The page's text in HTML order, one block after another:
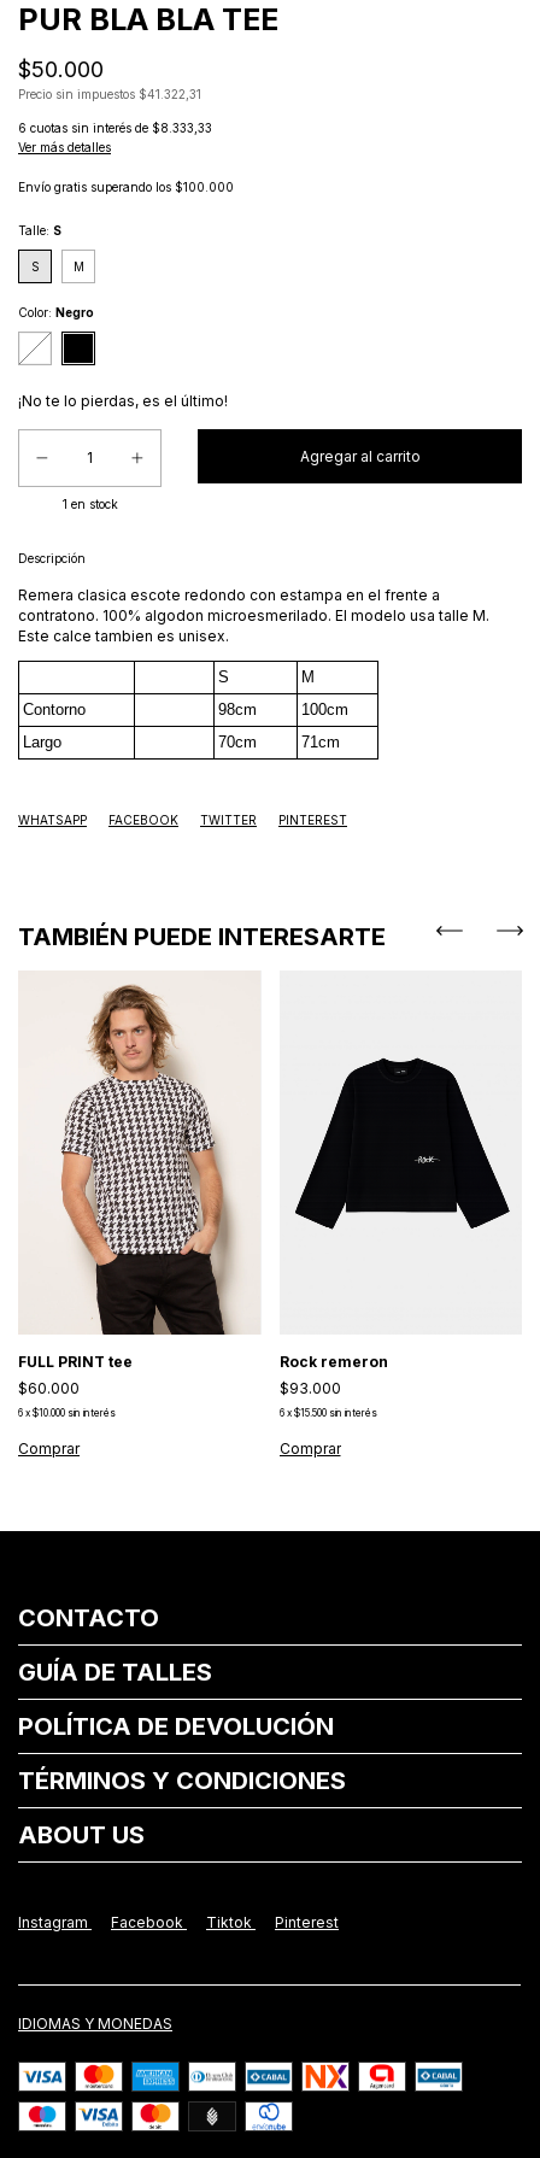
PUR BLA BLA TEE
$50.000
Precio sin impuestos $41.322,31
6 cuotas sin interés de $8.333,33
Ver más detalles
Envío gratis superando los $100.000
Talle: S
S M
Color: Negro
¡No te lo pierdas, es el último!
1 en stock
Descripción
Remera clasica escote redondo con estampa en el frente a
contratono. 100% algodon microesmerilado. El modelo usa talle M.
Este calce tambien es unisex.
S
M
Contorno
98cm
100cm
Largo
70cm 71cm
WHATSAPP FACEBOOK TWITTER PINTEREST
TAMBIÉN PUEDE INTERESARTE
FULL PRINT tee
$60.000
6 x $10.000 sin interés
Comprar
Rock remeron
$93.000
6 x $15.500 sin interés
CONTACTO
GUÍA DE TALLES
POLÍTICA DE DEVOLUCIÓN
TÉRMINOS Y CONDICIONES
ABOUT US
Instagram Facebook Tiktok Pinterest
IDIOMAS Y MONEDAS